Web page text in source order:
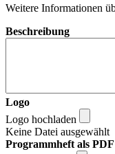
Weitere Informationen
Beschreibung
Logo
Logo hochladen
Keine Datei ausgewählt
Programmheft als PDF